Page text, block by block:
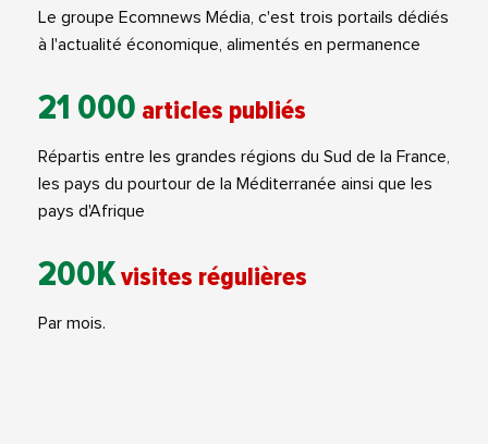
Le groupe Ecomnews Média, c'est trois portails dédiés
à l'actualité économique, alimentés en permanence
21 000 articles publiés
Répartis entre les grandes régions du Sud de la France,
les pays du pourtour de la Méditerranée ainsi que les
pays d'Afrique
200Kvisites régulières
Par mois.